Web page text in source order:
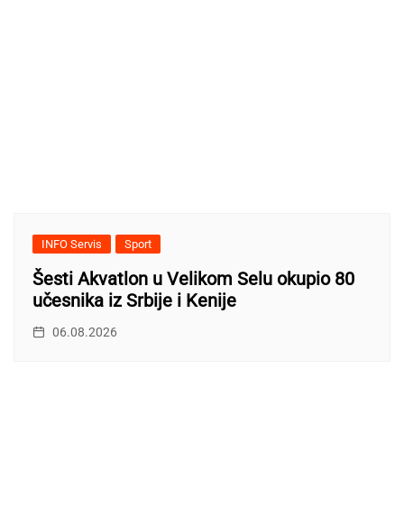
INFO Servis Sport
Šesti Akvatlon u Velikom Selu okupio 80
učesnika iz Srbije i Kenije
06.08.2026